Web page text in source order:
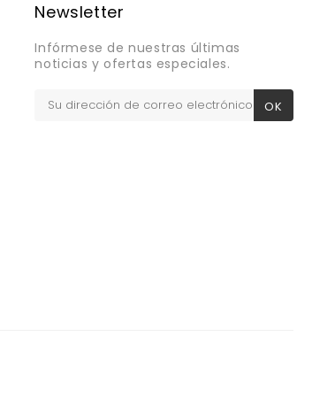
Newsletter
Infórmese de nuestras últimas
noticias y ofertas especiales.